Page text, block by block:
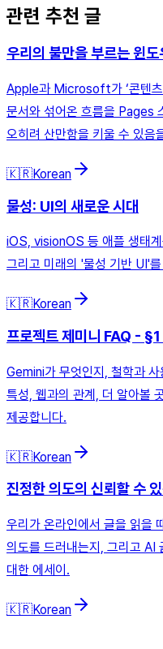
관련 추천 글
우리의 불만을 부르는 윈도
Apple과 Microsoft가 ‘콘텐츠
문서와 섞어온 흐름을 Pages
오히려 산만함을 키울 수 있음
🇰🇷Korean
물성: UI의 새로운 시대
iOS, visionOS 등 애플 생태
그리고 미래의 '물성 기반 UI'
🇰🇷Korean
프로젝트 제미니 FAQ -
Gemini가 무엇인지, 철학과
특성, 웹과의 관계, 더 알아볼
제공합니다.
🇰🇷Korean
진정한 의도의 신뢰할 수
우리가 온라인에서 글을 읽을
의도를 드러내는지, 그리고 AI
대한 에세이.
🇰🇷Korean